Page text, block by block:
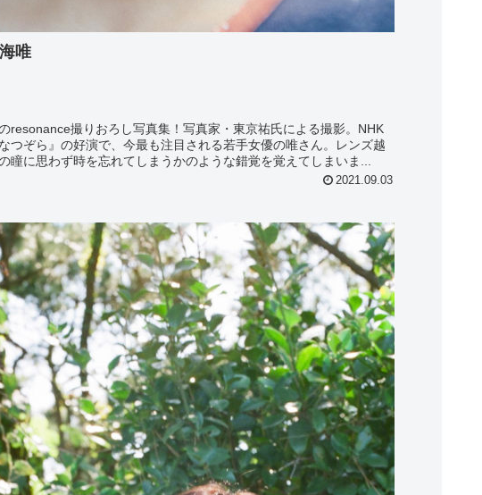
唯
resonance撮りおろし写真集！写真家・東京祐氏による撮影。NHK
つぞら』の好演で、今最も注目される若手女優の唯さん。レンズ越
瞳に思わず時を忘れてしまうかのような錯覚を覚えてしまいま...
2021.09.03